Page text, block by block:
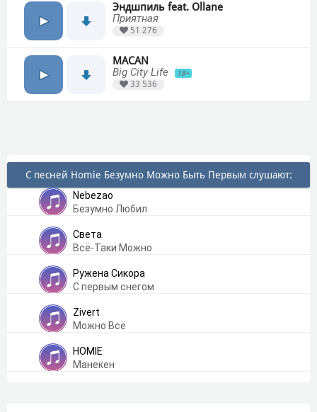
Эндшпиль feat. Ollane
Приятная
51 276
MACAN
Big City Life
18+
33 536
С песней Homie Безумно Можно Быть Первым слушают:
Nebezao
Безумно Любил
Света
Всё-Таки Можно
Ружена Сикора
С первым снегом
Zivert
Можно Всё
HOMIE
Манекен